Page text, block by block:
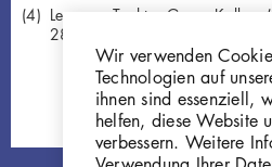
Leonore, Tochter Georg
28.06.1981, Berlin)
Wir verwenden
Technologien auf
ihnen sind essenziell,
helfen, diese Website
verbessern. Weitere